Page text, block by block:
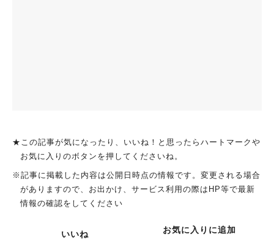
★この記事が気になったり、いいね！と思ったらハートマークや
お気に入りのボタンを押してくださいね。
※記事に掲載した内容は公開日時点の情報です。変更される場合
がありますので、お出かけ、サービス利用の際はHP等で最新
情報の確認をしてください
いいね お気に入りに追加